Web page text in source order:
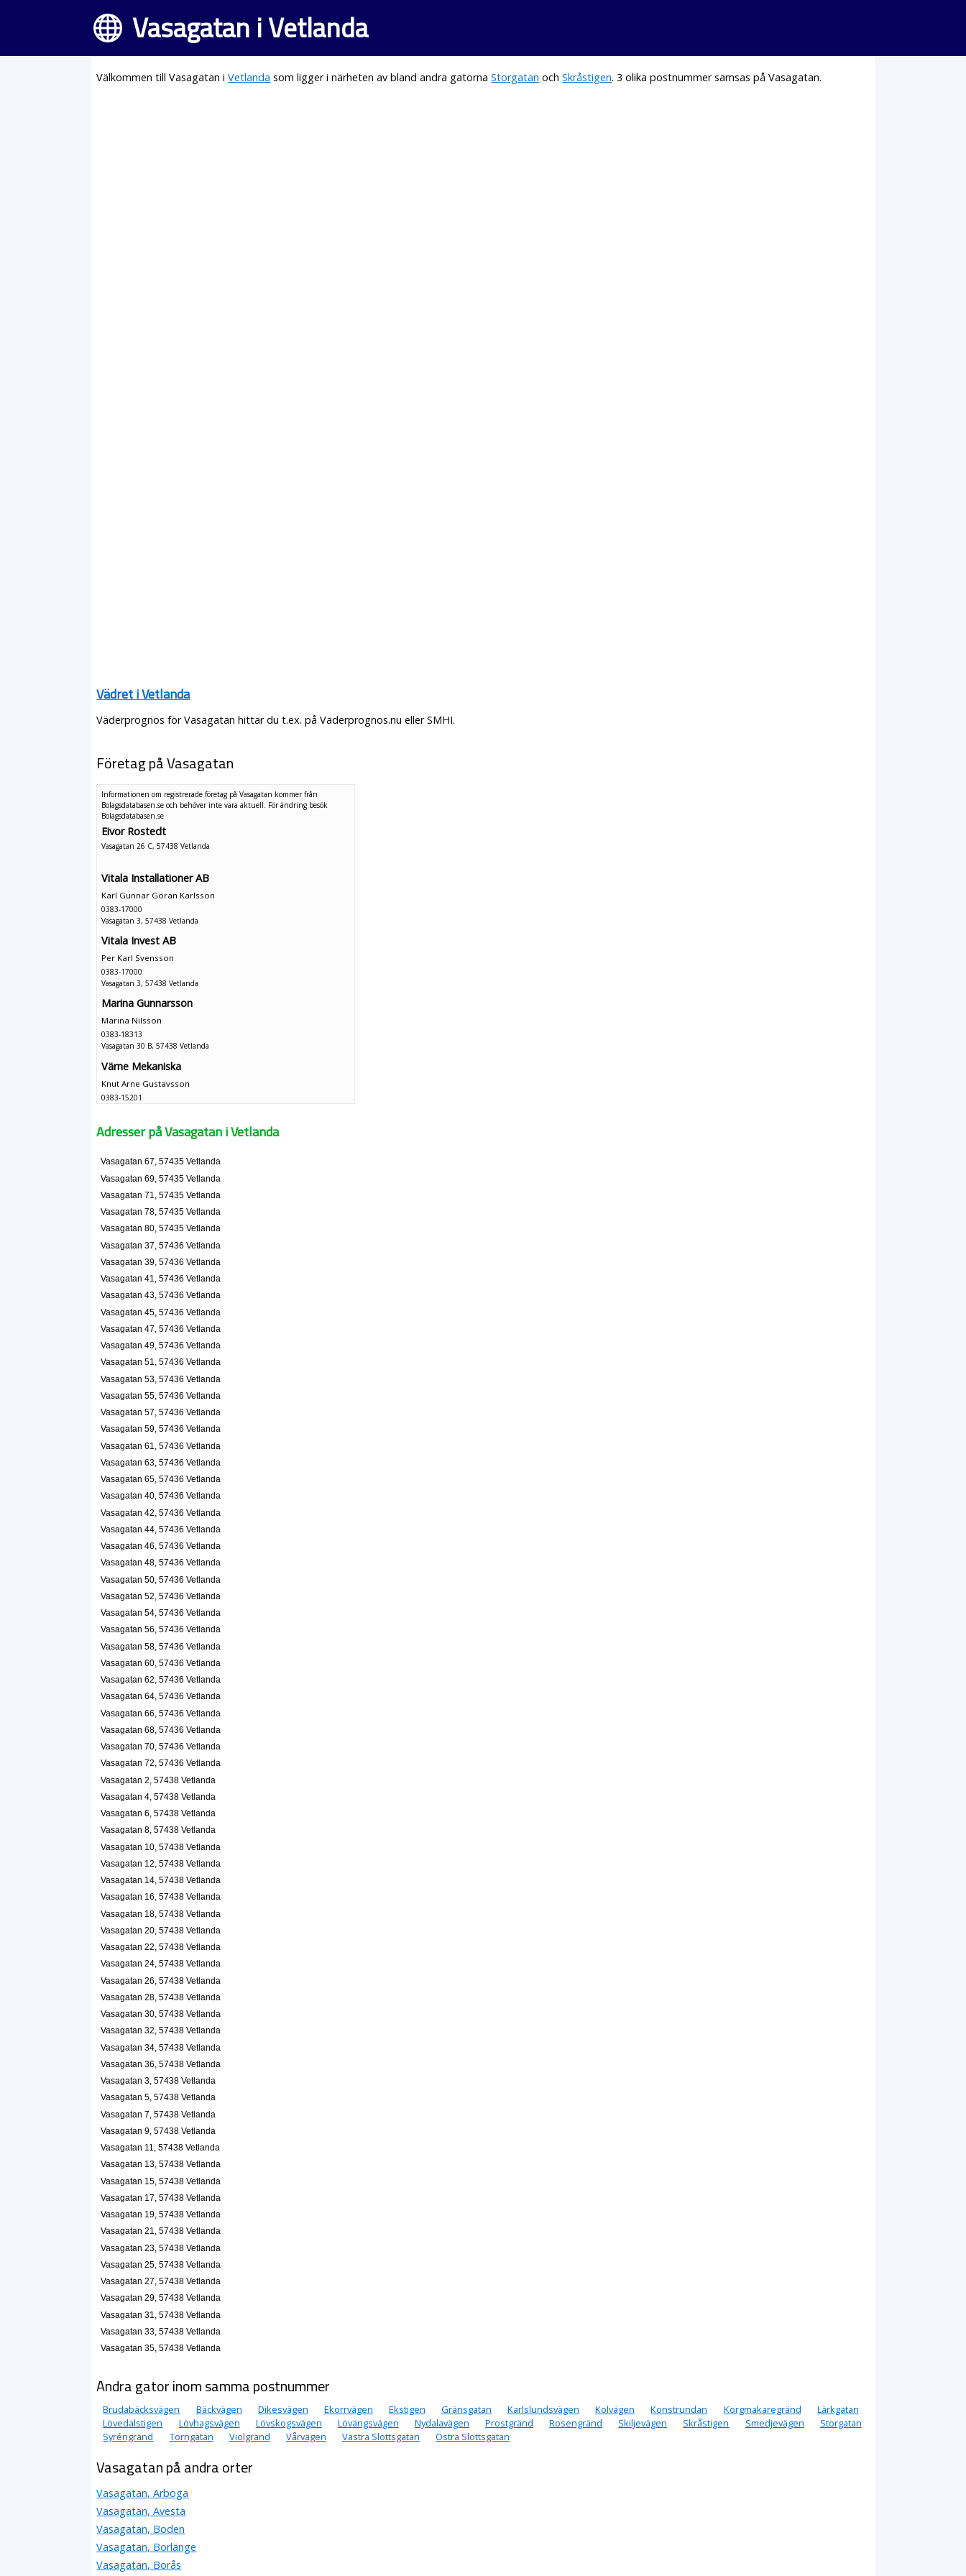
Vasagatan i Vetlanda
Välkommen till Vasagatan iVetlanda som ligger i närheten av bland andra gatornaStorgatan ochSkråstigen. 3 olika postnummer samsas på Vasagatan.
Vädret i Vetlanda
Väderprognos för Vasagatan hittar du t.ex. på Väderprognos.nu eller SMHI.
Företag på Vasagatan
Informationen om registrerade företag på Vasagatan kommer från
Bolagsdatabasen.se och behöver inte vara aktuell. För ändring besök
Bolagsdatabasen.se
Eivor Rostedt
Vasagatan 26 C, 57438 Vetlanda
Vitala Installationer AB
Karl Gunnar Göran Karlsson
0383-17000
Vasagatan 3, 57438 Vetlanda
Vitala Invest AB
Per Karl Svensson
0383-17000
Vasagatan 3, 57438 Vetlanda
Marina Gunnarsson
Marina Nilsson
0383-18313
Vasagatan 30 B, 57438 Vetlanda
Värne Mekaniska
Knut Arne Gustavsson
0383-15201
Bra hem i Vetlanda AB
Vasagatan 32, 57438 Vetlanda
Burning Förvaltning AB
Knut Arne Burning
Vasagatan 32, 57438 Vetlanda
Kvicks Industriservice AB
Vasagatan 42, 57436 Vetlanda
Rickard, Christina
0383-15855
Vasagatan 46, 57436 Vetlanda
Inge Torsten Mats Furubrink
0383-761387
TGA Produkter HB
Annett Berit Maria Gustavsson
Vasagatan 67/A Gustavsson/, 57435 Vetlanda
Adresser på Vasagatan i Vetlanda
Vasagatan 67, 57435 Vetlanda
Vasagatan 69, 57435 Vetlanda
Vasagatan 71, 57435 Vetlanda
Vasagatan 78, 57435 Vetlanda
Vasagatan 80, 57435 Vetlanda
Vasagatan 37, 57436 Vetlanda
Vasagatan 39, 57436 Vetlanda
Vasagatan 41, 57436 Vetlanda
Vasagatan 43, 57436 Vetlanda
Vasagatan 45, 57436 Vetlanda
Vasagatan 47, 57436 Vetlanda
Vasagatan 49, 57436 Vetlanda
Vasagatan 51, 57436 Vetlanda
Vasagatan 53, 57436 Vetlanda
Vasagatan 55, 57436 Vetlanda
Vasagatan 57, 57436 Vetlanda
Vasagatan 59, 57436 Vetlanda
Vasagatan 61, 57436 Vetlanda
Vasagatan 63, 57436 Vetlanda
Vasagatan 65, 57436 Vetlanda
Vasagatan 40, 57436 Vetlanda
Vasagatan 42, 57436 Vetlanda
Vasagatan 44, 57436 Vetlanda
Vasagatan 46, 57436 Vetlanda
Vasagatan 48, 57436 Vetlanda
Vasagatan 50, 57436 Vetlanda
Vasagatan 52, 57436 Vetlanda
Vasagatan 54, 57436 Vetlanda
Vasagatan 56, 57436 Vetlanda
Vasagatan 58, 57436 Vetlanda
Vasagatan 60, 57436 Vetlanda
Vasagatan 62, 57436 Vetlanda
Vasagatan 64, 57436 Vetlanda
Vasagatan 66, 57436 Vetlanda
Vasagatan 68, 57436 Vetlanda
Vasagatan 70, 57436 Vetlanda
Vasagatan 72, 57436 Vetlanda
Vasagatan 2, 57438 Vetlanda
Vasagatan 4, 57438 Vetlanda
Vasagatan 6, 57438 Vetlanda
Vasagatan 8, 57438 Vetlanda
Vasagatan 10, 57438 Vetlanda
Vasagatan 12, 57438 Vetlanda
Vasagatan 14, 57438 Vetlanda
Vasagatan 16, 57438 Vetlanda
Vasagatan 18, 57438 Vetlanda
Vasagatan 20, 57438 Vetlanda
Vasagatan 22, 57438 Vetlanda
Vasagatan 24, 57438 Vetlanda
Vasagatan 26, 57438 Vetlanda
Vasagatan 28, 57438 Vetlanda
Vasagatan 30, 57438 Vetlanda
Vasagatan 32, 57438 Vetlanda
Vasagatan 34, 57438 Vetlanda
Vasagatan 36, 57438 Vetlanda
Vasagatan 3, 57438 Vetlanda
Vasagatan 5, 57438 Vetlanda
Vasagatan 7, 57438 Vetlanda
Vasagatan 9, 57438 Vetlanda
Vasagatan 11, 57438 Vetlanda
Vasagatan 13, 57438 Vetlanda
Vasagatan 15, 57438 Vetlanda
Vasagatan 17, 57438 Vetlanda
Vasagatan 19, 57438 Vetlanda
Vasagatan 21, 57438 Vetlanda
Vasagatan 23, 57438 Vetlanda
Vasagatan 25, 57438 Vetlanda
Vasagatan 27, 57438 Vetlanda
Vasagatan 29, 57438 Vetlanda
Vasagatan 31, 57438 Vetlanda
Vasagatan 33, 57438 Vetlanda
Vasagatan 35, 57438 Vetlanda
Andra gator inom samma postnummer
Brudabäcksvägen Bäckvägen Dikesvägen Ekorrvägen Ekstigen Gränsgatan Karlslundsvägen Kolvägen Konstrundan Korgmakaregränd
Lärkgatan
Lövedalstigen
Lövhagsvägen Lövskogsvägen Lövängsvägen Nydalavägen Prostgränd Rosengränd Skiljevägen Skråstigen Smedjevägen
Storgatan
Syréngränd
Torngatan Violgränd Vårvägen Västra Slottsgatan Östra Slottsgatan
Vasagatan på andra orter
Vasagatan, Arboga
Vasagatan, Avesta
Vasagatan, Boden
Vasagatan, Borlänge
Vasagatan, Borås